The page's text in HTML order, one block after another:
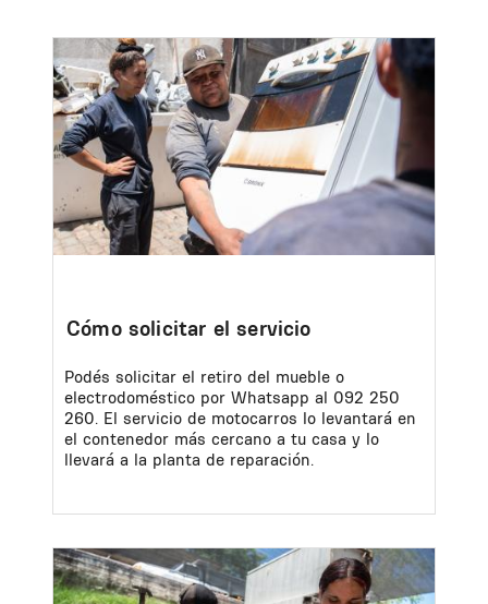
Image
Cómo solicitar el servicio
Podés solicitar el retiro del mueble o
electrodoméstico por Whatsapp al 092 250
260. El servicio de motocarros lo levantará en
el contenedor más cercano a tu casa y lo
llevará a la planta de reparación.
Image